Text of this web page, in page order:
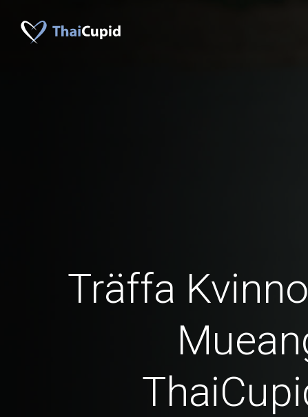
Träffa